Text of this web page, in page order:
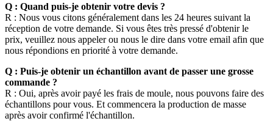
Q : Quand puis-je obtenir votre devis ?
R : Nous vous citons généralement dans les 24 heures suivant la
réception de votre demande. Si vous êtes très pressé d'obtenir le
prix, veuillez nous appeler ou nous le dire dans votre email afin que
nous répondions en priorité à votre demande.
Q : Puis-je obtenir un échantillon avant de passer une grosse
commande ?
R : Oui, après avoir payé les frais de moule, nous pouvons faire des
échantillons pour vous. Et commencera la production de masse
après avoir confirmé l'échantillon.